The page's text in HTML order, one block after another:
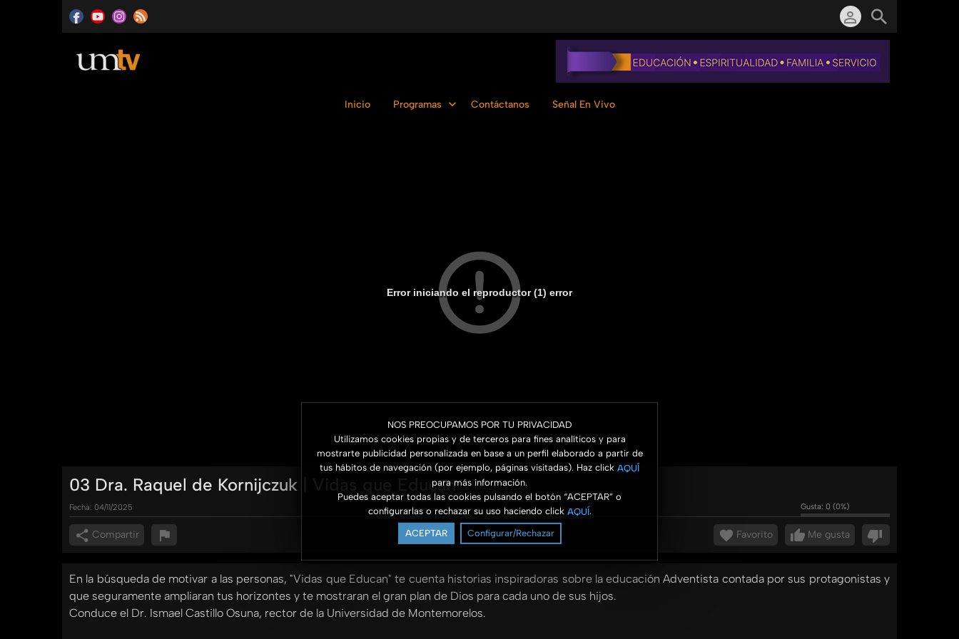
NOS PREOCUPAMOS POR TU PRIVACIDAD
Utilizamos cookies propias y de terceros para fines analíticos y para
mostrarte publicidad personalizada en base a un perfil elaborado a partir de
tus hábitos de navegación (por ejemplo, páginas visitadas). Haz click AQUÍ
para más información.
Puedes aceptar todas las cookies pulsando el botón “ACEPTAR” o
configurarlas o rechazar su uso haciendo click AQUÍ.
ACEPTAR Configurar/Rechazar
Inicio Programas Contáctanos Señal En Vivo
Error iniciando el reproductor (1) error
03 Dra. Raquel de Kornijczuk | Vidas que Educan
Fecha: 04/11/2025 Gusta: 0 (0%)
Compartir Me gusta
Favorito
En la búsqueda de motivar a las personas, "Vidas que Educan" te cuenta historias inspiradoras sobre la educación Adventista contada por sus protagonistas y
que seguramente ampliaran tus horizontes y te mostraran el gran plan de Dios para cada uno de sus hijos.
Conduce el Dr. Ismael Castillo Osuna, rector de la Universidad de Montemorelos.